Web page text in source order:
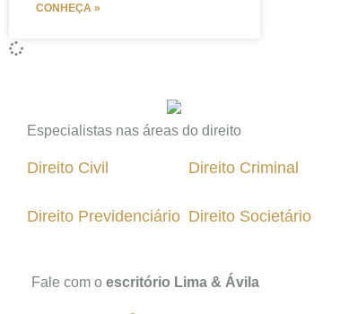
CONHEÇA »
Especialistas nas áreas do direito
Direito Civil Direito Criminal
Direito Previdenciário Direito Societário
Fale com o escritório Lima & Ávila